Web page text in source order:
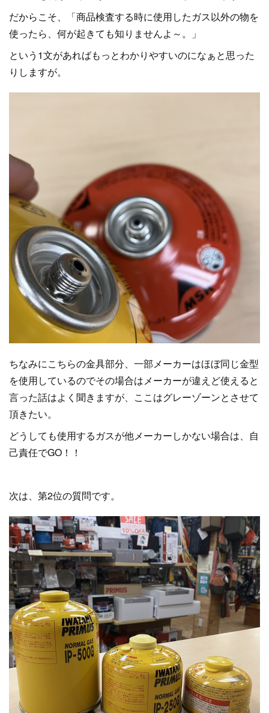
だからこそ、「商品検査する時に使用したガス以外の物を
使ったら、何が起きても知りませんよ～。」
という1文があればもっとわかりやすいのになぁと思った
りしますが。
ちなみにこちらの金具部分、一部メーカーはほぼ同じ金型
を使用しているのでその場合はメーカーが違えど使えると
言った話はよく聞きますが、ここはグレーゾーンとさせて
頂きたい。
どうしても使用するガスが他メーカーしかない場合は、自
己責任でGO！！
次は、第2位の質問です。